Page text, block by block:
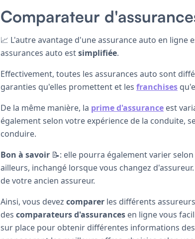
Comparateur
📈 L'autre avantage d'une assurance auto en ligne
assurances auto estsimplifiée.
Effectivement, toutes les assurances auto sont
garanties qu'elles promettent et les franchises
De la même manière, la prime d'assurance est
également selon votre expérience de la conduite,
conduire.
Bon à savoir 📝: elle pourra également varier
ailleurs, inchangé lorsque vous changez
de votre ancien assureur.
Ainsi, vous devez comparer les différents
des comparateurs d'assurances en ligne vous
sur place pour obtenir différentes informations